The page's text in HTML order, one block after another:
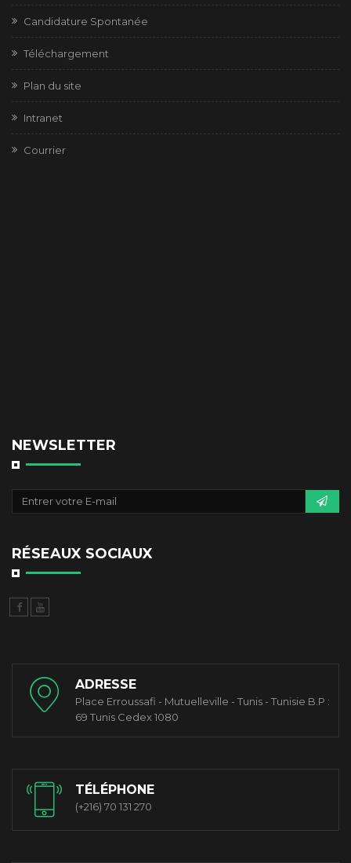
Candidature Spontanée
Téléchargement
Plan du site
Intranet
Courrier
NEWSLETTER
RÉSEAUX SOCIAUX
ADRESSE
Place Erroussafi - Mutuelleville - Tunis - Tunisie B.P :
69 Tunis Cedex 1080
TÉLÉPHONE
(+216) 70 131 270